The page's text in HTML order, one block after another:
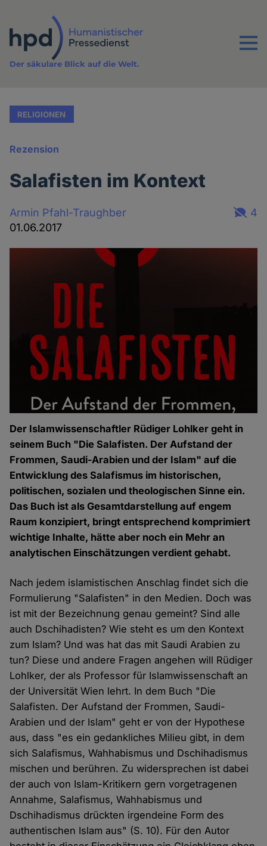
Inhalt
Menu
Der säkulare Blick auf die Welt.
RELIGIONEN
Rezension
Salafisten im Kontext
Armin Pfahl-Traughber
01.06.2017
4
Der Islamwissenschaftler Rüdiger Lohlker geht in
seinem Buch "Die Salafisten. Der Aufstand der
Frommen, Saudi-Arabien und der Islam" auf die
Entwicklung des Salafismus im historischen,
politischen, sozialen und theologischen Sinne ein.
Das Buch ist als Gesamtdarstellung auf engem
Raum konzipiert, bringt entsprechend komprimiert
wichtige Inhalte, hätte aber noch ein Mehr an
analytischen Einschätzungen verdient gehabt.
Nach jedem islamistischen Anschlag findet sich die
Formulierung "Salafisten" in den Medien. Doch was
ist mit der Bezeichnung genau gemeint? Sind alle
auch Dschihadisten? Wie steht es um den Kontext
zum Islam? Und was hat das mit Saudi Arabien zu
tun? Diese und andere Fragen angehen will Rüdiger
Lohlker, der als Professor für Islamwissenschaft an
der Universität Wien lehrt. In dem Buch "Die
Salafisten. Der Aufstand der Frommen, Saudi-
Arabien und der Islam" geht er von der Hypothese
aus, dass "es ein gedankliches Milieu gibt, in dem
sich Salafismus, Wahhabismus und Dschihadismus
mischen und berühren. Zu widersprechen ist dabei
der auch von Islam-Kritikern gern vorgetragenen
Annahme, Salafismus, Wahhabismus und
Dschihadismus drückten irgendeine Form des
authentischen Islam aus" (S. 10). Für den Autor